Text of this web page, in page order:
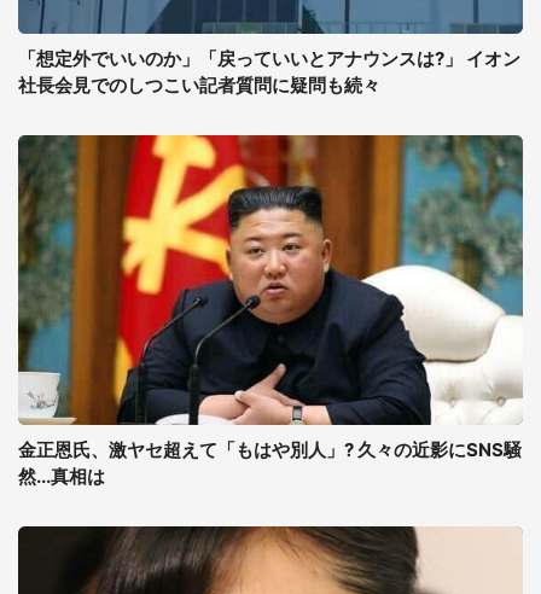
「想定外でいいのか」「戻っていいとアナウンスは?」 イオン
社長会見でのしつこい記者質問に疑問も続々
金正恩氏、激ヤセ超えて「もはや別人」? 久々の近影にSNS騒
然...真相は